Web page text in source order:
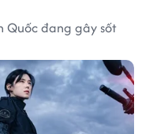
Quốc đang gây sốt